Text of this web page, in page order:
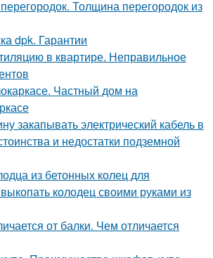
Толщина перегородок из
dpk. Гарантии
в квартире. Неправильное
Частный дом на
закапывать электрический кабель в
и недостатки подземной
из бетонных колец для
колодец своими руками из
от балки. Чем отличается